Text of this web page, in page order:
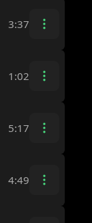
3:37
1:02
5:17
4:49